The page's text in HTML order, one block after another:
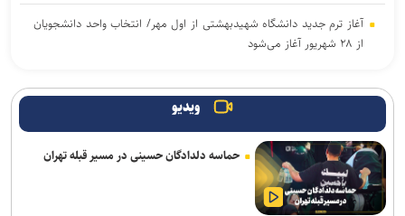
آغاز ترم جدید دانشگاه شهیدبهشتی از اول مهر/ انتخاب واحد دانشجویان
از ۲۸ شهریور آغاز می‌شود
تربیت در کنار تعلیم؛ ضرورت تقویت جهت‌گیری الهی و فرهنگی در آموزش
تخصصی دانشگاه‌ها
زمان نام‌نویسی آزمون کارشناسی ارشد علوم پزشکی فردا آغاز خواهد شد
ویدیو
حماسه دلدادگان حسینی در مسیر قبله تهران